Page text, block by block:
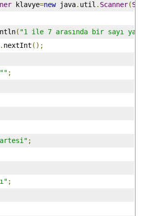
klavye=new java. util . Scanner(
( "1 ile 7 arasında bir sayı
. nextInt ();
"" ;
;
;